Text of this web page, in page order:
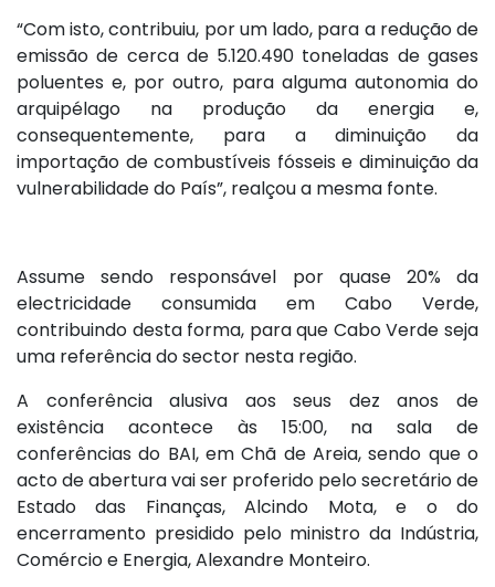
“Com isto, contribuiu, por um lado, para a redução de
emissão de cerca de 5.120.490 toneladas de gases
poluentes e, por outro, para alguma autonomia do
arquipélago na produção da energia e,
consequentemente, para a diminuição da
importação de combustíveis fósseis e diminuição da
vulnerabilidade do País”, realçou a mesma fonte.
Assume sendo responsável por quase 20% da
electricidade consumida em Cabo Verde,
contribuindo desta forma, para que Cabo Verde seja
uma referência do sector nesta região.
A conferência alusiva aos seus dez anos de
existência acontece às 15:00, na sala de
conferências do BAI, em Chã de Areia, sendo que o
acto de abertura vai ser proferido pelo secretário de
Estado das Finanças, Alcindo Mota, e o do
encerramento presidido pelo ministro da Indústria,
Comércio e Energia, Alexandre Monteiro.